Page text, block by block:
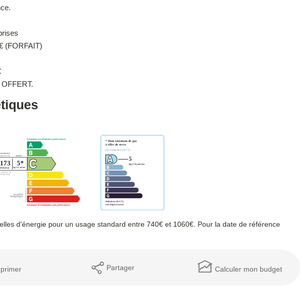
(FORFAIT)
d'énergie pour un usage standard entre 740€ et 1060€. Pour la date de référence
Partager Calculer mon budget